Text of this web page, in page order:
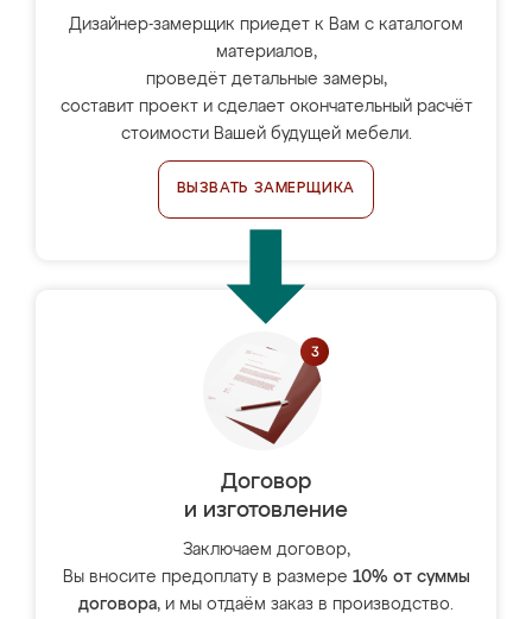
Дизайнер-замерщик приедет к Вам с каталогом
материалов,
проведёт детальные замеры,
составит проект и сделает окончательный расчёт
стоимости Вашей будущей мебели.
ВЫЗВАТЬ ЗАМЕРЩИКА
Договор
и изготовление
Заключаем договор,
Вы вносите предоплату в размере 10% от суммы
договора, и мы отдаём заказ в производство.